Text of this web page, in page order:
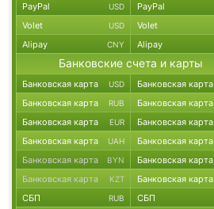
PayPal USD PayPal
Volet USD Volet
Alipay CNY Alipay
Банковские счета и карты
Банковская карта USD Банковская карта
Банковская карта RUB Банковская карта
Банковская карта EUR Банковская карта
Банковская карта UAH Банковская карта
Банковская карта BYN Банковская карта
Банковская карта KZT Банковская карта
СБП RUB СБП